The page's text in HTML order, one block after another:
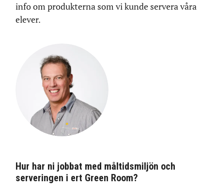
info om produkterna som vi kunde servera våra
elever.
Hur har ni jobbat med måltidsmiljön och
serveringen i ert Green Room?